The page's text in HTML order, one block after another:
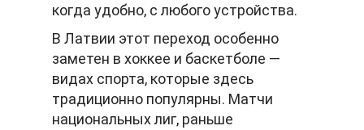
когда удобно, с любого устройства.
В Латвии этот переход особенно
заметен в хоккее и баскетболе —
видах спорта, которые здесь
традиционно популярны. Матчи
национальных лиг, раньше